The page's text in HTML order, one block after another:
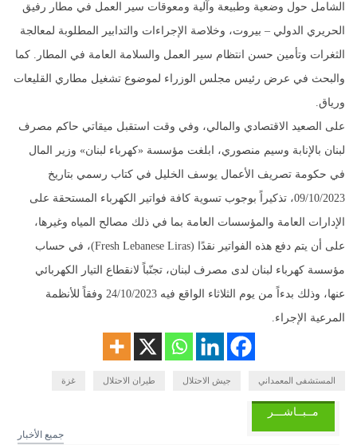
الشامل حول وضعية وطبيعة وآلية ومعوقات سير العمل في مطار رفيق
الحريري الدولي – بيروت، وخلاصة الإجراءات والتدابير المطلوبة لمعالجة
الثغرات وتأمين حسن انتظام سير العمل والسلامة العامة في المطار. كما
والبحث في عرض رئيس مجلس الوزراء لموضوع تشغيل مطاري القليعات
ورياق.
على الصعيد الاقتصادي والمالي، وفي وقت استقبل ميقاتي حاكم مصرف
لبنان بالإنابة وسيم منصوري، ابلغت مؤسسة «كهرباء لبنان» وزير المال
في حكومة تصريف الأعمال يوسف الخليل في كتاب رسمي بتاريخ
09/10/2023، تذكيراً بوجوب تسوية كافة فواتير الكهرباء المستحقة على
الإدارات العامة والمؤسسات العامة بما في ذلك مصالح المياه وغيرها،
على أن يتم دفع هذه الفواتير نقدًا (Fresh Lebanese Liras)، في حساب
مؤسسة كهرباء لبنان لدى مصرف لبنان، تجنّباً لانقطاع التيار الكهربائي
عنها، وذلك بدءاً من يوم الثلاثاء الواقع فيه 24/10/2023 وفقاً للأنظمة
المرعية الإجراء.
المستشفى المعمداني جيش الاحتلال طيران الاحتلال غزة
مــبــاشـــر
جميع الأخبار